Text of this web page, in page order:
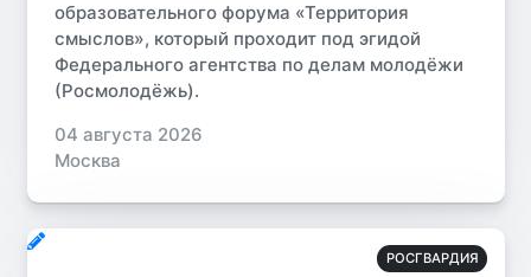
образовательного форума «Территория
смыслов», который проходит под эгидой
Федерального агентства по делам молодёжи
(Росмолодёжь).
04 августа 2026
Москва
РОСГВАРДИЯ